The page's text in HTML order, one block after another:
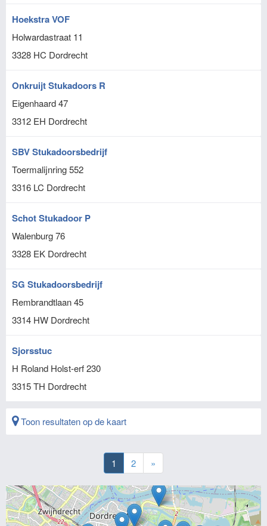
Hoekstra VOF
Holwardastraat 11
3328 HC Dordrecht
Onkruijt Stukadoors R
Eigenhaard 47
3312 EH Dordrecht
SBV Stukadoorsbedrijf
Toermalijnring 552
3316 LC Dordrecht
Schot Stukadoor P
Walenburg 76
3328 EK Dordrecht
SG Stukadoorsbedrijf
Rembrandtlaan 45
3314 HW Dordrecht
Sjorsstuc
H Roland Holst-erf 230
3315 TH Dordrecht
Toon resultaten op de kaart
1 2 »